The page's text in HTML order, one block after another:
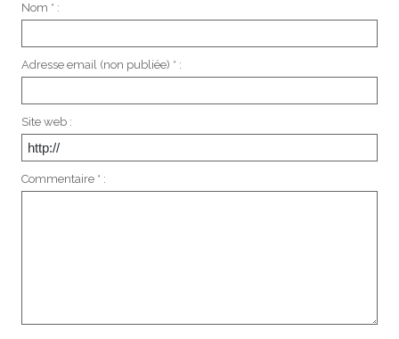
Nom * :
Adresse email (non publiée) * :
Site web :
Commentaire * :